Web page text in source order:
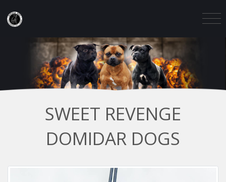
SWEET REVENGE
DOMIDAR DOGS